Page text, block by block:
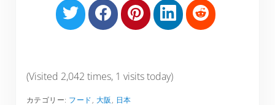
S
h
e
o
S
h
e
o
S
h
e
S
h
S
h
(Visited 2,042 times, 1 visits today)
カテゴリー: フード, 大阪, 日本